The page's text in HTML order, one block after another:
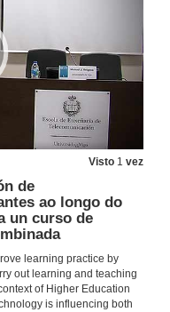
Visto 1 vez
de
ao longo do
un curso de
learning practice by
out learning and teaching
of Higher Education
is influencing both
Presentación dos compoñentes da Mesa Redonda
Implementando tecnoloxías baseadas en datos masivos na UNED: Consideracións éticas